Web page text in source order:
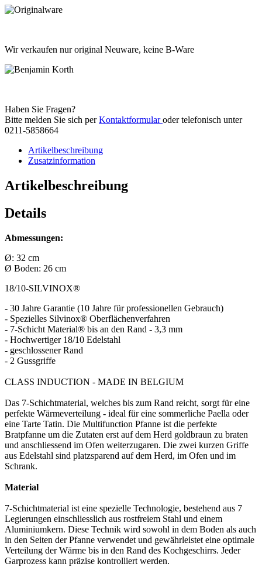
Wir verkaufen nur original Neuware, keine B-Ware
Haben Sie Fragen?
Bitte melden Sie sich perKontaktformularoder telefonisch unter
0211-5858664
Artikelbeschreibung
Zusatzinformation
Artikelbeschreibung
Details
Abmessungen:
Ø: 32 cm
Ø Boden: 26 cm
18/10-SILVINOX®
- 30 Jahre Garantie (10 Jahre für professionellen Gebrauch)
- Spezielles Silvinox® Oberflächenverfahren
- 7-Schicht Material® bis an den Rand - 3,3 mm
- Hochwertiger 18/10 Edelstahl
- geschlossener Rand
- 2 Gussgriffe
CLASS INDUCTION - MADE IN BELGIUM
Das 7-Schichtmaterial, welches bis zum Rand reicht, sorgt für eine
perfekte Wärmeverteilung - ideal für eine sommerliche Paella oder
eine Tarte Tatin. Die Multifunction Pfanne ist die perfekte
Bratpfanne um die Zutaten erst auf dem Herd goldbraun zu braten
und anschliessend im Ofen weiterzugaren. Die zwei kurzen Griffe
aus Edelstahl sind platzsparend auf dem Herd, im Ofen und im
Schrank.
Material
7-Schichtmaterial ist eine spezielle Technologie, bestehend aus 7
Legierungen einschliesslich aus rostfreiem Stahl und einem
Aluminiumkern. Diese Technik wird sowohl in dem Boden als auch
in den Seiten der Pfanne verwendet und gewährleistet eine optimale
Verteilung der Wärme bis in den Rand des Kochgeschirrs. Jeder
Garprozess kann präzise kontrolliert werden.